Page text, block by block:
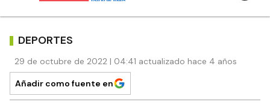
DEPORTES
29 de octubre de 2022 | 04:41 actualizado hace 4 años
Añadir como fuente en